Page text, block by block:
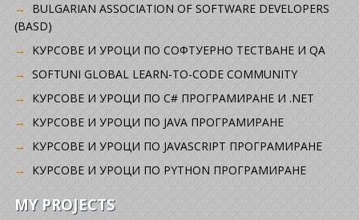
BULGARIAN ASSOCIATION OF SOFTWARE DEVELOPERS
(BASD)
KУРСОВЕ И УРОЦИ ПО СОФТУЕРНО ТЕСТВАНЕ И QA
SOFTUNI GLOBAL LEARN-TO-CODE COMMUNITY
КУРСОВЕ И УРОЦИ ПО C# ПРОГРАМИРАНЕ И .NET
КУРСОВЕ И УРОЦИ ПО JAVA ПРОГРАМИРАНЕ
КУРСОВЕ И УРОЦИ ПО JAVASCRIPT ПРОГРАМИРАНЕ
КУРСОВЕ И УРОЦИ ПО PYTHON ПРОГРАМИРАНЕ
MY PROJECTS